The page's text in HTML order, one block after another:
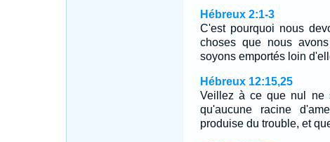
Hébreux 2:1-3
C'est pourquoi nous
choses que nous
soyons emportés loin
Hébreux 12:15,25
Veillez à ce que nul
qu'aucune racine
produise du trouble, et